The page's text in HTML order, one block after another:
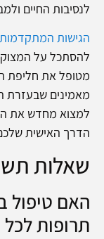
לנסיבות החיים
הגישות המתקדמות
להסתכל על
מאמינים שבעזרת
למצוא מחדש את
הדרך האישית
שאלות
האם טיפול
תרופות לכל